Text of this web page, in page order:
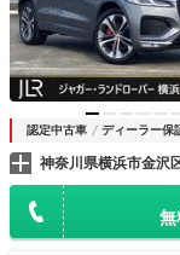
認定中古車 ディーラー保
神奈川県横浜市金沢
無